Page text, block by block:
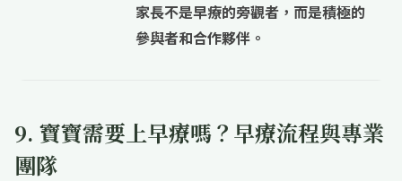
家長不是早療的旁觀者，而是積極的
參與者和合作夥伴。
9. 寶寶需要上早療嗎？早療流程與專業
團隊